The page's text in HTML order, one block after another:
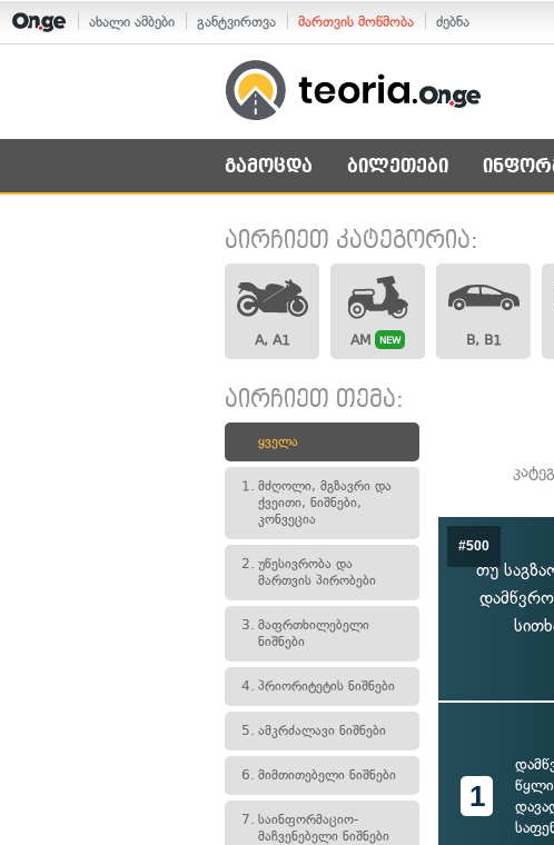
ახალი ამბები განტვირთვა მართვის მოწმობა ძებნა
გამოცდა ბილეთები
აირჩიეთ კატეგორია:
A, A1 AM NEW B, B1
აირჩიეთ თემა:
ყველა
1. მძღოლი, მგზავრი და
ქვეითი, ნიშნები,
კონვეცია
2. უწესივრობა და
მართვის პირობები
3. მაფრთხილებელი
ნიშნები
4. პრიორიტეტის ნიშნები
5. ამკრძალავი ნიშნები
6. მიმთითებელი ნიშნები
7. საინფორმაციო-
მაჩვენებელი ნიშნები
#500
თუ
1